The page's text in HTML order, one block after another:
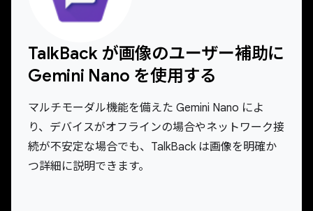
TalkBack が画像のユーザー補助に
Gemini Nano を使用する
マルチモーダル機能を備えた Gemini Nano によ
り、デバイスがオフラインの場合やネットワーク接
続が不安定な場合でも、TalkBack は画像を明確か
つ詳細に説明できます。